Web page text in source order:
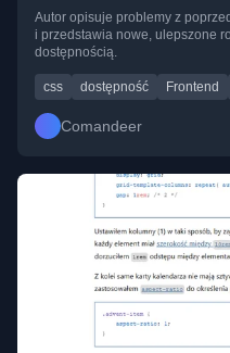
Autor opisuje problemy z
i przedstawia nowe, ulepszone
dostępnością.
css dostępność Frontend
Comandeer